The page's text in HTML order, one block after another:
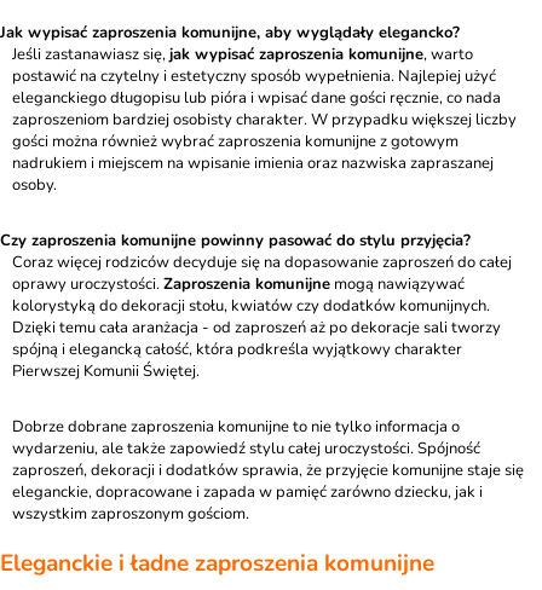
Jak wypisać zaproszenia komunijne, aby wyglądały elegancko?
Jeśli zastanawiasz się,jak wypisać zaproszenia komunijne, warto
postawić na czytelny i estetyczny sposób wypełnienia. Najlepiej użyć
eleganckiego długopisu lub pióra i wpisać dane gości ręcznie, co nada
zaproszeniom bardziej osobisty charakter. W przypadku większej liczby
gości można również wybrać zaproszenia komunijne z gotowym
nadrukiem i miejscem na wpisanie imienia oraz nazwiska zapraszanej
osoby.
Czy zaproszenia komunijne powinny pasować do stylu przyjęcia?
Coraz więcej rodziców decyduje się na dopasowanie zaproszeń do całej
oprawy uroczystości.Zaproszenia komunijne mogą nawiązywać
kolorystyką do dekoracji stołu, kwiatów czy dodatków komunijnych.
Dzięki temu cała aranżacja - od zaproszeń aż po dekoracje sali tworzy
spójną i elegancką całość, która podkreśla wyjątkowy charakter
Pierwszej Komunii Świętej.
Dobrze dobrane zaproszenia komunijne to nie tylko informacja o
wydarzeniu, ale także zapowiedź stylu całej uroczystości. Spójność
zaproszeń, dekoracji i dodatków sprawia, że przyjęcie komunijne staje się
eleganckie, dopracowane i zapada w pamięć zarówno dziecku, jak i
wszystkim zaproszonym gościom.
Eleganckie i ładne zaproszenia komunijne